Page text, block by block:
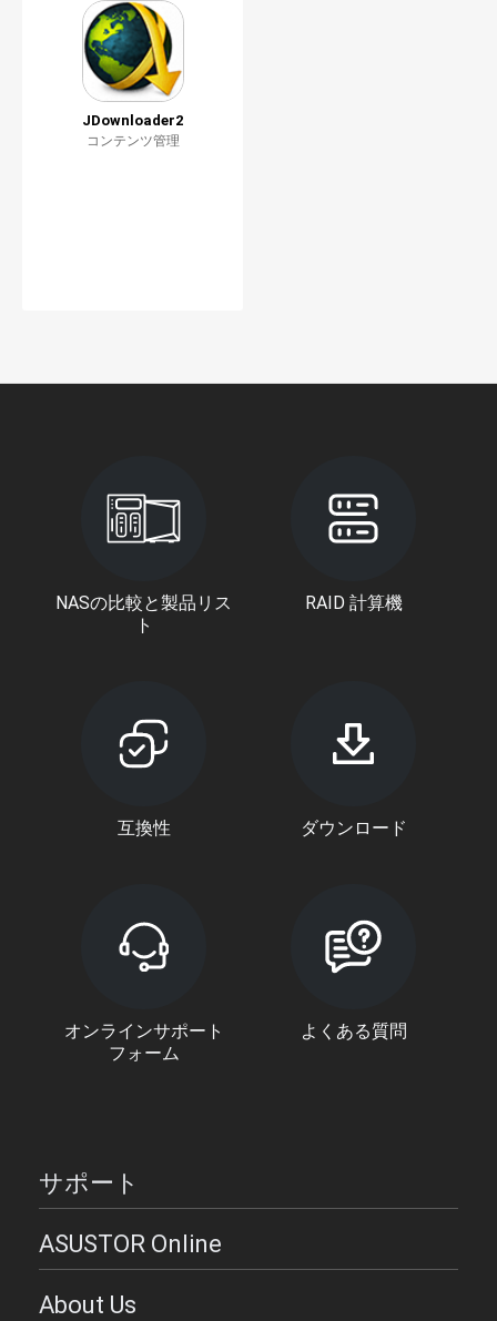
JDownloader2
コンテンツ管理
NASの比較と製品リス
ト
RAID 計算機
互換性 ダウンロード
オンラインサポート
フォーム
よくある質問
サポート
ASUSTOR Online
About Us